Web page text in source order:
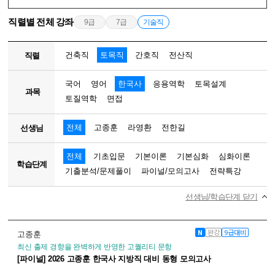
직렬별 전체 강좌 9급 7급 기술직
직렬 건축직 토목직 간호직 전산직
과목
국어 영어 한국사 응용역학
토목설계
토질역학
면접
선생님 전체 고종훈 라영환 전한길
학습단계
전체 기초입문 기본이론 기본심화
심화이론
기출분석/문제풀이
파이널/모의고사 전략특강
선생님/학습단계 닫기
고종훈 N 완강 9급대비
최신 출제 경향을 완벽하게 반영한 고퀄리티 문항
[파이널] 2026 고종훈 한국사 지방직 대비 동형 모의고사